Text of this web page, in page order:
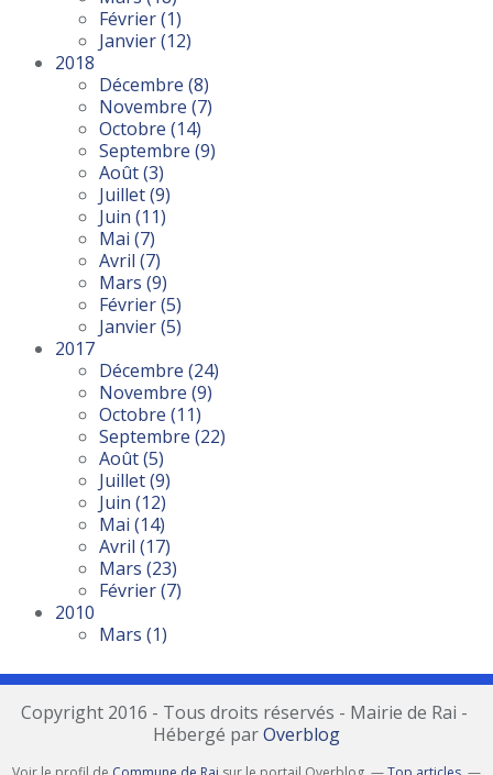
Février(1)
Janvier(12)
2018
Décembre (8)
Novembre (7)
Octobre (14)
Septembre (9)
Août(3)
Juillet(9)
Juin (11)
Mai (7)
Avril (7)
Mars (9)
Février(5)
Janvier(5)
2017
Décembre (24)
Novembre (9)
Octobre (11)
Septembre (22)
Août(5)
Juillet(9)
Juin (12)
Mai (14)
Avril (17)
Mars (23)
Février(7)
2010
Mars (1)
Copyright 2016 - Tous droits réservés - Mairie de Rai -
Hébergé parOverblog